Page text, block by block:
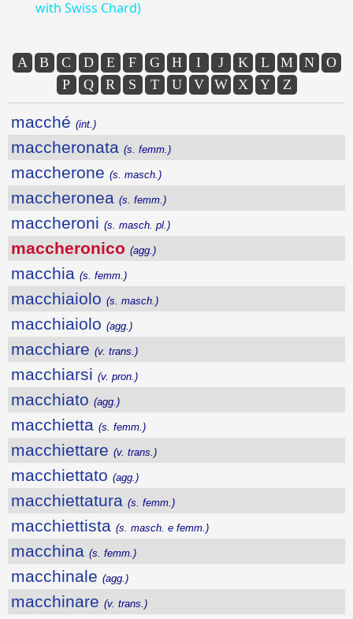
with Swiss Chard)
A B C D E F G H I J K L M N
O
P
Q R S T U V W X Y Z
macché (int.)
maccheronata (s. femm.)
maccherone (s. masch.)
maccheronea (s. femm.)
maccheroni (s. masch. pl.)
maccheronico (agg.)
macchia (s. femm.)
macchiaiolo (s. masch.)
macchiaiolo (agg.)
macchiare (v. trans.)
macchiarsi (v. pron.)
macchiato (agg.)
macchietta (s. femm.)
macchiettare (v. trans.)
macchiettato (agg.)
macchiettatura (s. femm.)
macchiettista (s. masch. e femm.)
macchina (s. femm.)
macchinale (agg.)
macchinare (v. trans.)